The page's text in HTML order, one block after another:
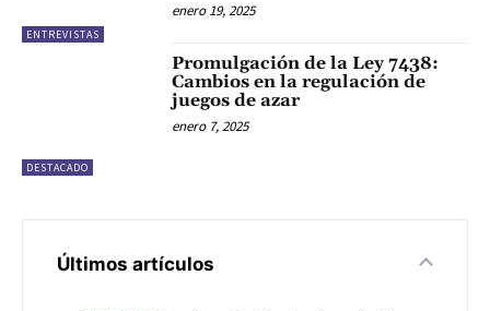
ENTREVISTAS
enero 19, 2025
DESTACADO
Promulgación de la Ley 7438:
Cambios en la regulación de
juegos de azar
enero 7, 2025
Últimos artículos